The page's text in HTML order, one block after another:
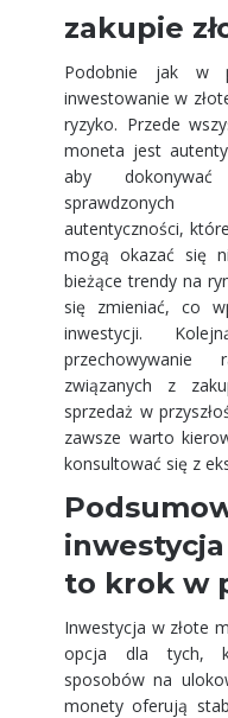
zakupie
Podobnie jak w
inwestowanie w
ryzyko. Przede
moneta jest
aby
autentyczności,
mogą okazać się
bieżące trendy na
się zmieniać, co
inwestycji.
związanych z
sprzedaż w
zawsze warto
konsultować się z
to krok w
Inwestycja w złote
opcja dla tych,
sposobów na
monety oferują